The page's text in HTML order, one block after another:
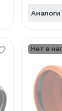
Аналоги
Нет в